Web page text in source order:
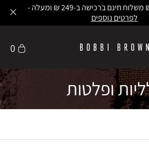
לפרטים נוספים
0
ופלטות